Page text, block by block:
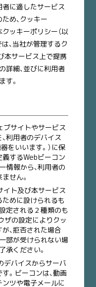
者に適したサービス
め、クッキー
ッキーポリシー（以
は、当社が管理するク
本サービス上で提携
詳細、並びに利用者
す。
ブサイトやサービス
利用者のデバイス
をいいます。）に保
義するWebビーコン
情報から、利用者の
せん。
イト及び本サービス
ために設けられるも
定される２種類のも
ザの設定によりクッ
、拒否された場合
部が受けられない場
承ください。
デバイスからサーバ
。ビーコンは、動画
ツや電子メールに